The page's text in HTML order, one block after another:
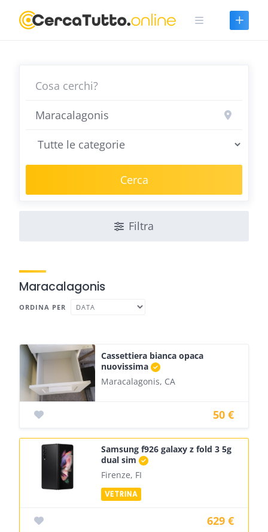
Cerca
Filtra
Maracalagonis
ORDINA PER
Cassettiera bianca opaca
nuovissima
Maracalagonis, CA
50 €
Samsung f926 galaxy z fold 3 5g
dual sim
Firenze, FI
629 €